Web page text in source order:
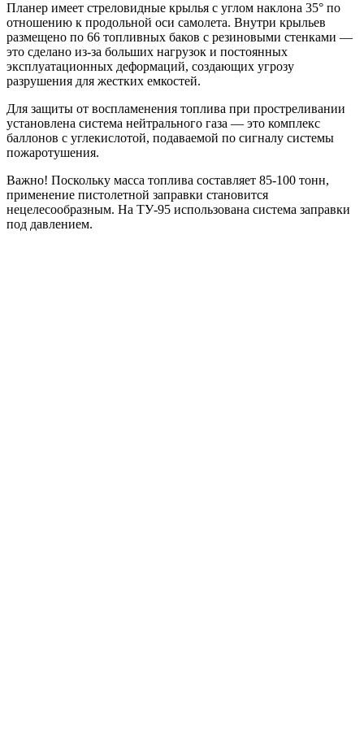
Планер имеет стреловидные крылья с углом наклона 35° по
отношению к продольной оси самолета. Внутри крыльев
размещено по 66 топливных баков с резиновыми стенками —
это сделано из-за больших нагрузок и постоянных
эксплуатационных деформаций, создающих угрозу
разрушения для жестких емкостей.
Для защиты от воспламенения топлива при простреливании
установлена система нейтрального газа — это комплекс
баллонов с углекислотой, подаваемой по сигналу системы
пожаротушения.
Важно! Поскольку масса топлива составляет 85-100 тонн,
применение пистолетной заправки становится
нецелесообразным. На ТУ-95 использована система заправки
под давлением.